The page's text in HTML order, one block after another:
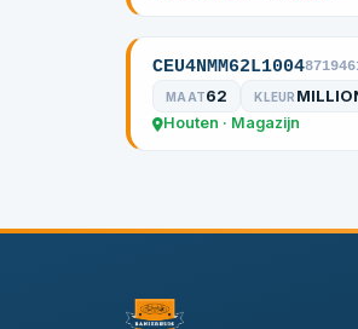
CEU4NMM62L1004
MAAT62 KLEUR
Houten · Magazijn